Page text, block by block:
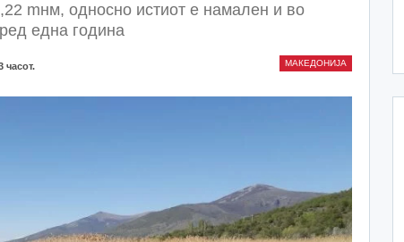
mнм, односно истиот е намален и во
една година
МАКЕДОНИЈА
часот.